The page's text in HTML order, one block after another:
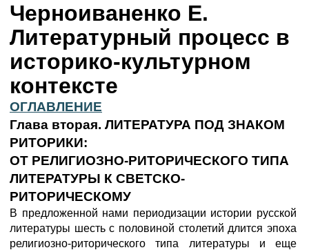
Черноиваненко Е.
Литературный процесс в
историко-культурном
контексте
ОГЛАВЛЕНИЕ
Глава вторая. ЛИТЕРАТУРА ПОД ЗНАКОМ
РИТОРИКИ:
ОТ РЕЛИГИОЗНО-РИТОРИЧЕСКОГО ТИПА
ЛИТЕРАТУРЫ К СВЕТСКО-
РИТОРИЧЕСКОМУ
В предложенной нами периодизации истории русской
литературы шесть с половиной столетий длится эпоха
религиозно-риторического типа литературы и еще